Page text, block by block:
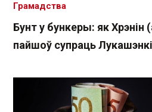
Бунт у бункеры: як
пайшоў супраць Лукашэнкі
Грамадства